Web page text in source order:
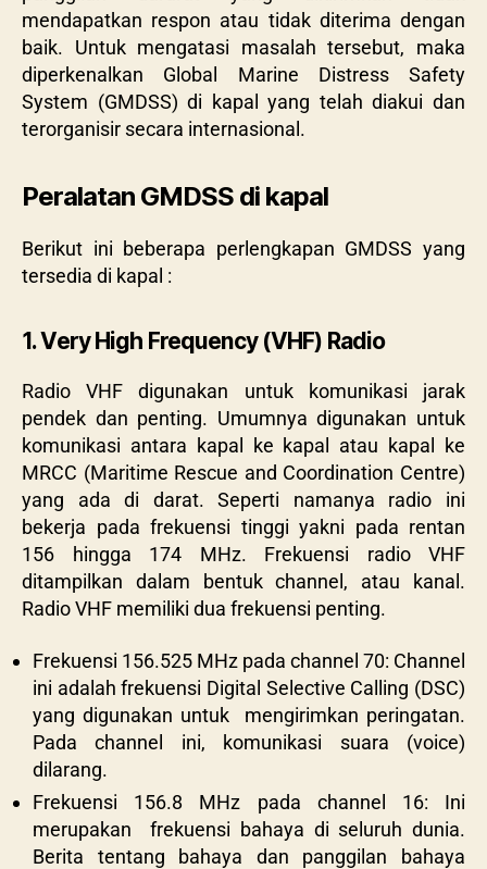
mendapatkan respon atau tidak diterima dengan
baik. Untuk mengatasi masalah tersebut, maka
diperkenalkan Global Marine Distress Safety
System (GMDSS) di kapal yang telah diakui dan
terorganisir secara internasional.
Peralatan GMDSS di kapal
Berikut ini beberapa perlengkapan GMDSS yang
tersedia di kapal :
1. Very High Frequency (VHF) Radio
Radio VHF digunakan untuk komunikasi jarak
pendek dan penting. Umumnya digunakan untuk
komunikasi antara kapal ke kapal atau kapal ke
MRCC (Maritime Rescue and Coordination Centre)
yang ada di darat. Seperti namanya radio ini
bekerja pada frekuensi tinggi yakni pada rentan
156 hingga 174 MHz. Frekuensi radio VHF
ditampilkan dalam bentuk channel, atau kanal.
Radio VHF memiliki dua frekuensi penting.
Frekuensi 156.525 MHz pada channel 70: Channel
ini adalah frekuensi Digital Selective Calling (DSC)
yang digunakan untuk mengirimkan peringatan.
Pada channel ini, komunikasi suara (voice)
dilarang.
Frekuensi 156.8 MHz pada channel 16: Ini
merupakan frekuensi bahaya di seluruh dunia.
Berita tentang bahaya dan panggilan bahaya